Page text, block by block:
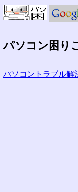
パソコン困り
パソコントラブル解